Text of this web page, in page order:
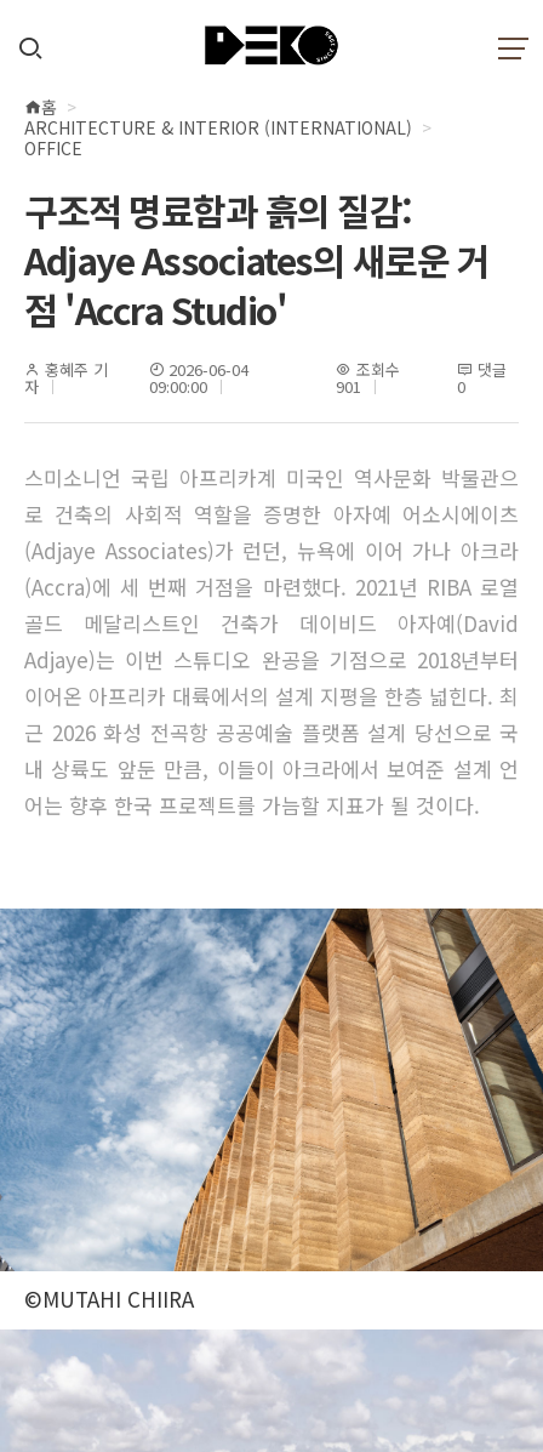
현
재
치
홈
ARCHITECTURE & INTERIOR (INTERNATIONAL)
OFFICE
구조적 명료함과 흙의 질감:
Adjaye Associates의 새로운 거
점 'Accra Studio'
홍혜주 기
자
2026-06-04
09:00:00
조회수
901
댓글
0
스미소니언 국립 아프리카계 미국인 역사문화 박물관으
로 건축의 사회적 역할을 증명한 아자예 어소시에이츠
(Adjaye Associates)가 런던, 뉴욕에 이어 가나 아크라
(Accra)에 세 번째 거점을 마련했다. 2021년 RIBA 로열
골드 메달리스트인 건축가 데이비드 아자예(David
Adjaye)는 이번 스튜디오 완공을 기점으로 2018년부터
이어온 아프리카 대륙에서의 설계 지평을 한층 넓힌다. 최
근 2026 화성 전곡항 공공예술 플랫폼 설계 당선으로 국
내 상륙도 앞둔 만큼, 이들이 아크라에서 보여준 설계 언
어는 향후 한국 프로젝트를 가늠할 지표가 될 것이다.
©MUTAHI CHIIRA